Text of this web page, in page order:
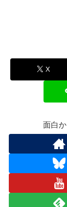
X
面白